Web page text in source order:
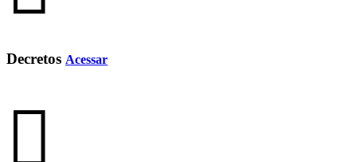
Decretos Acessar